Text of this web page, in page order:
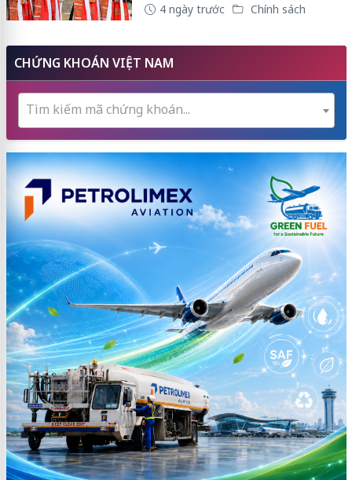
4 ngày trước Chính sách
CHỨNG KHOÁN VIỆT NAM
Tìm kiếm mã chứng khoán...